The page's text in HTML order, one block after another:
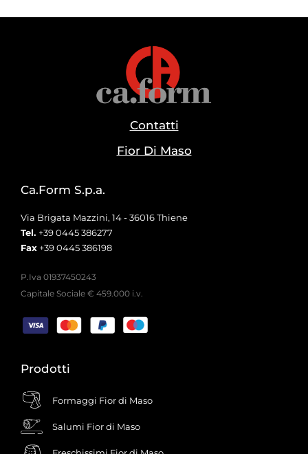
Contatti
Fior Di Maso
Ca.Form S.p.a.
Via Brigata Mazzini, 14 - 36016 Thiene
Tel. +39 0445 386277
Fax +39 0445 386198
P.Iva 01937450243
Capitale Sociale € 459.000 i.v.
Prodotti
Formaggi Fior di Maso
Salumi Fior di Maso